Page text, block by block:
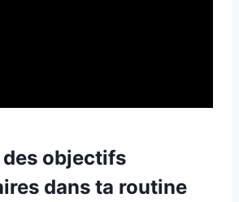
des objectifs
dans ta routine